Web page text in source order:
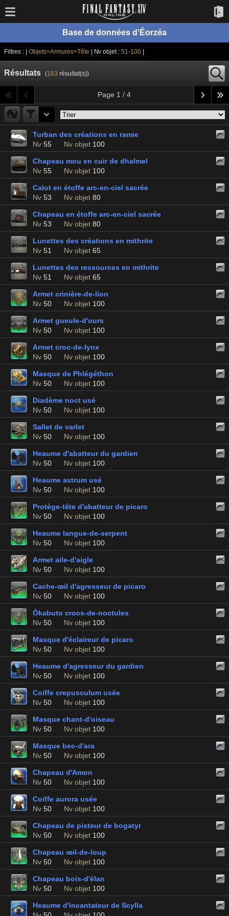
Base de données d'Éorzéa
Filtres : | Objets>Armures>Tête | Nv objet :51-100
Résultats (163 résultat(s))
Page 1 / 4
Turban des créations en ramie
Nv 55 Nv objet 100
Chapeau mou en cuir de dhalmel
Nv 55 Nv objet 100
Calot en étoffe arc-en-ciel sacrée
Nv 53 Nv objet 80
Chapeau en étoffe arc-en-ciel sacrée
Nv 53 Nv objet 80
Lunettes des créations en mithrite
Nv 51 Nv objet 65
Lunettes des ressources en mithrite
Nv 51 Nv objet 65
Armet crinière-de-lion
Nv 50 Nv objet 100
Armet gueule-d'ours
Nv 50 Nv objet 100
Armet croc-de-lynx
Nv 50 Nv objet 100
Masque de Phlégéthon
Nv 50 Nv objet 100
Diadème noct usé
Nv 50 Nv objet 100
Sallet de varlet
Nv 50 Nv objet 100
Heaume d'abatteur du gardien
Nv 50 Nv objet 100
Heaume astrum usé
Nv 50 Nv objet 100
Protège-tête d'abatteur de picaro
Nv 50 Nv objet 100
Heaume langue-de-serpent
Nv 50 Nv objet 100
Armet aile-d'aigle
Nv 50 Nv objet 100
Cache-œil d'agresseur de picaro
Nv 50 Nv objet 100
Ôkabuto crocs-de-noctules
Nv 50 Nv objet 100
Masque d'éclaireur de picaro
Nv 50 Nv objet 100
Heaume d'agresseur du gardien
Nv 50 Nv objet 100
Coiffe crepusculum usée
Nv 50 Nv objet 100
Masque chant-d'oiseau
Nv 50 Nv objet 100
Masque bec-d'ara
Nv 50 Nv objet 100
Chapeau d'Amon
Nv 50 Nv objet 100
Coiffe aurora usée
Nv 50 Nv objet 100
Chapeau de pisteur de bogatyr
Nv 50 Nv objet 100
Chapeau œil-de-loup
Nv 50 Nv objet 100
Chapeau bois-d'élan
Nv 50 Nv objet 100
Heaume d'incantateur de Scylla